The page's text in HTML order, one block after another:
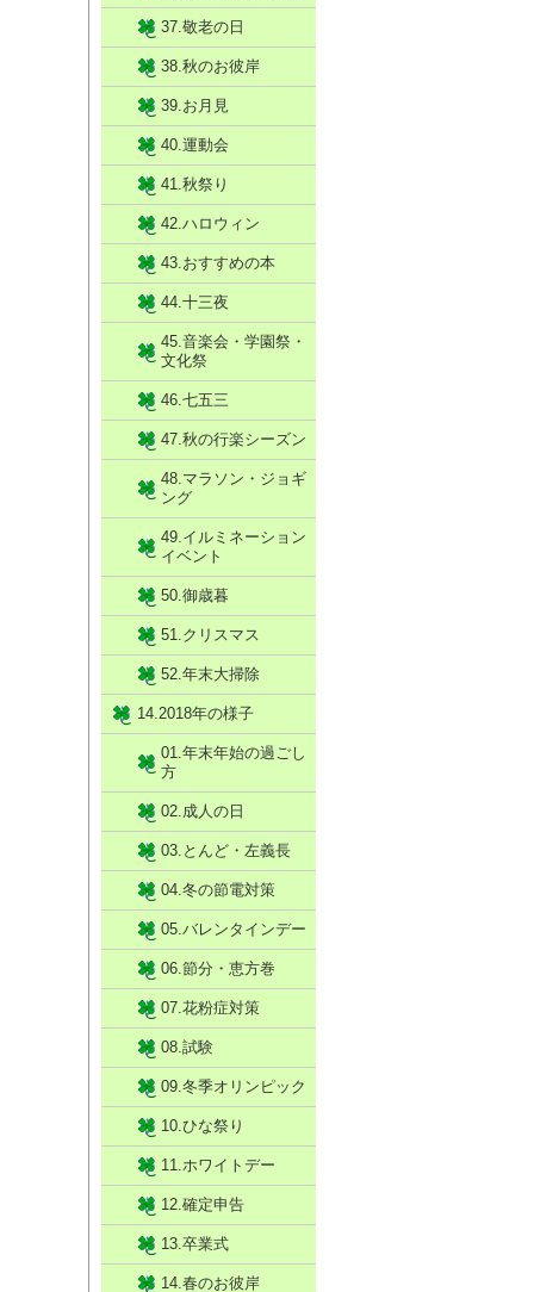
37.敬老の日
38.秋のお彼岸
39.お月見
40.運動会
41.秋祭り
42.ハロウィン
43.おすすめの本
44.十三夜
45.音楽会・学園祭・
文化祭
46.七五三
47.秋の行楽シーズン
48.マラソン・ジョギ
ング
49.イルミネーション
イベント
50.御歳暮
51.クリスマス
52.年末大掃除
14.2018年の様子
01.年末年始の過ごし
方
02.成人の日
03.とんど・左義長
04.冬の節電対策
05.バレンタインデー
06.節分・恵方巻
07.花粉症対策
08.試験
09.冬季オリンピック
10.ひな祭り
11.ホワイトデー
12.確定申告
13.卒業式
14.春のお彼岸